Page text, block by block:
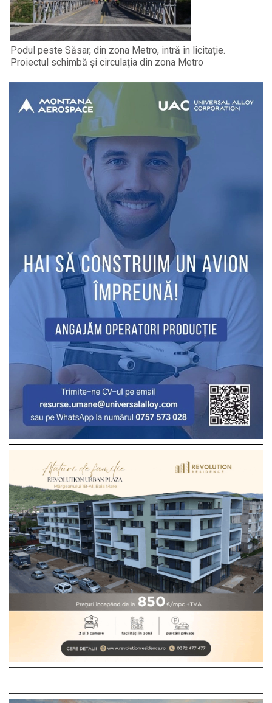
Podul peste Săsar, din zona Metro, intră în licitație.
Proiectul schimbă și circulația din zona Metro